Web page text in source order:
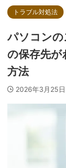
トラブル対処法
パソコン
の保存先が
方法
2026年3月25日